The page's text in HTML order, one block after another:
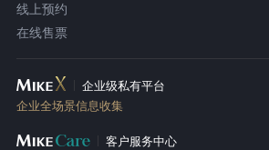
线上预约
在线售票
企业级私有平台
企业全场景信息收集
客户服务中心